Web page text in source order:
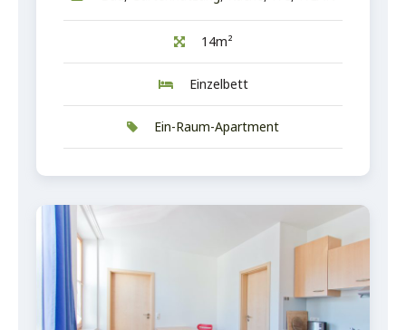
14m²
Einzelbett
Ein-Raum-Apartment